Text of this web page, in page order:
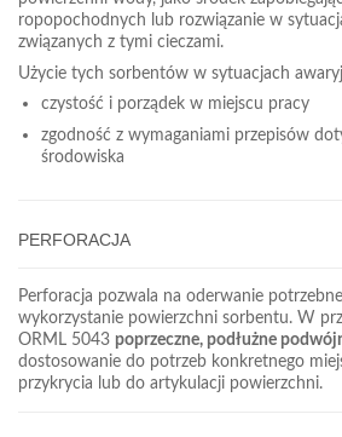
ropopochodnych lub rozwiązanie w
związanych z tymi cieczami.
Użycie tych sorbentów w sytuacjach
czystość i porządek w miejscu pracy
zgodność z wymaganiami przepisów
środowiska
PERFORACJA
Perforacja pozwala na oderwanie
wykorzystanie powierzchni sorbentu. W
ORML 5043 poprzeczne, podłużne
dostosowanie do potrzeb konkretnego
przykrycia lub do artykulacji powierzchni.